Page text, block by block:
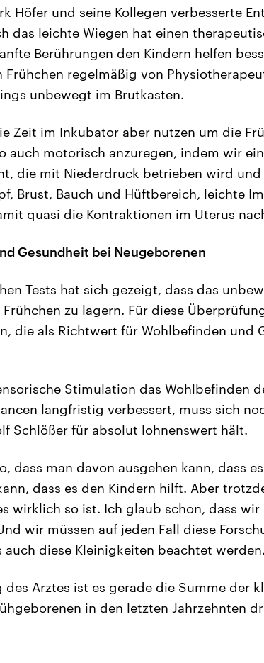
Höfer und seine Kollegen verbesserte
das leichte Wiegen hat einen
Berührungen den Kindern helfen
Frühchen regelmäßig von
unbewegt im Brutkasten.
Zeit im Inkubator aber nutzen um die
auch motorisch anzuregen, indem wir
die mit Niederdruck betrieben wird
Brust, Bauch und Hüftbereich, leichte
quasi die Kontraktionen im Uterus
Gesundheit bei Neugeborenen
Tests hat sich gezeigt, dass das
zu lagern. Für diese
die als Richtwert für Wohlbefinden und
Stimulation das Wohlbefinden
langfristig verbessert, muss sich
Schlößer für absolut lohnenswert hält.
dass man davon ausgehen kann, dass
dass es den Kindern hilft. Aber
wirklich so ist. Ich glaub schon, dass
wir müssen auf jeden Fall diese
auch diese Kleinigkeiten beachtet werden.
des Arztes ist es gerade die Summe der
in den letzten Jahrzehnten